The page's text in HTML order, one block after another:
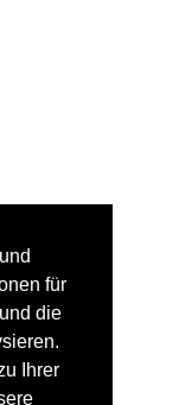
für
die
Ihrer